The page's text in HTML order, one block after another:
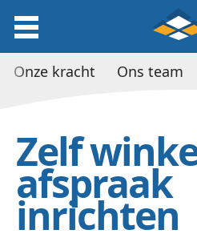
Zelf
afspraak
inrichten
Onze kracht Ons team